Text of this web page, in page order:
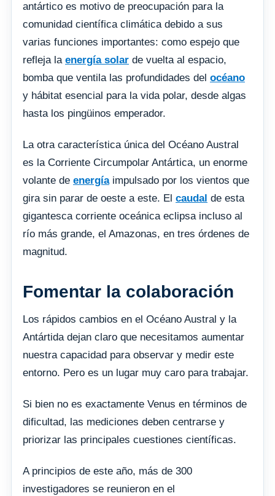
antártico es motivo de preocupación para la
comunidad científica climática debido a sus
varias funciones importantes: como espejo que
refleja la energía solar de vuelta al espacio,
bomba que ventila las profundidades del océano
y hábitat esencial para la vida polar, desde algas
hasta los pingüinos emperador.
La otra característica única del Océano Austral
es la Corriente Circumpolar Antártica, un enorme
volante de energíaimpulsado por los vientos que
gira sin parar de oeste a este. El caudal de esta
gigantesca corriente oceánica eclipsa incluso al
río más grande, el Amazonas, en tres órdenes de
magnitud.
Fomentar la colaboración
Los rápidos cambios en el Océano Austral y la
Antártida dejan claro que necesitamos aumentar
nuestra capacidad para observar y medir este
entorno. Pero es un lugar muy caro para trabajar.
Si bien no es exactamente Venus en términos de
dificultad, las mediciones deben centrarse y
priorizar las principales cuestiones científicas.
A principios de este año, más de 300
investigadores se reunieron en el